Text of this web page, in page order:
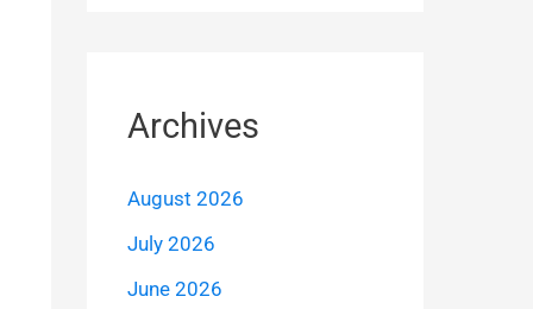
Archives
August 2026
July 2026
June 2026